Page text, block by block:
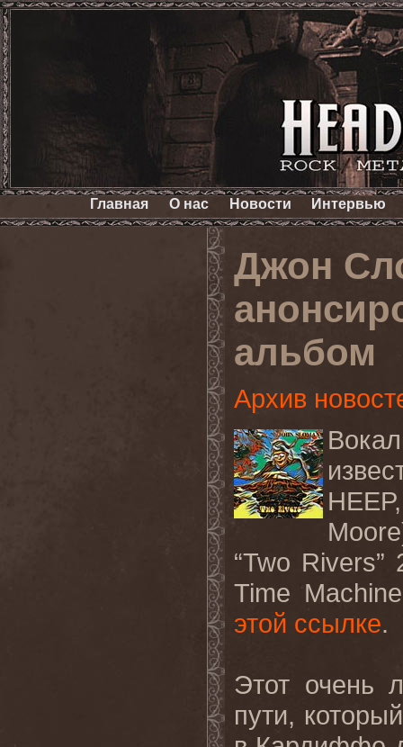
Главная О нас Новости Интервью
Джон
альбом
Архив
Moore
“Two
Time Machine
этой ссылке.
Этот очень
пути,